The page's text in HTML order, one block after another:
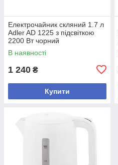
Електрочайник скляний 1.7 л
Adler AD 1225 з підсвіткою
2200 Вт чорний
В наявності
1 240 ₴
Купити